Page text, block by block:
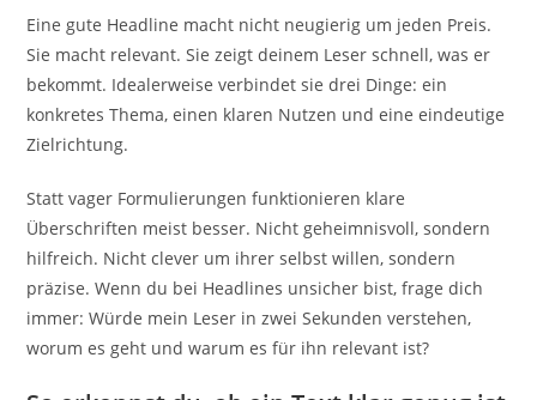
Eine gute Headline macht nicht neugierig um jeden Preis.
Sie macht relevant. Sie zeigt deinem Leser schnell, was er
bekommt. Idealerweise verbindet sie drei Dinge: ein
konkretes Thema, einen klaren Nutzen und eine eindeutige
Zielrichtung.
Statt vager Formulierungen funktionieren klare
Überschriften meist besser. Nicht geheimnisvoll, sondern
hilfreich. Nicht clever um ihrer selbst willen, sondern
präzise. Wenn du bei Headlines unsicher bist, frage dich
immer: Würde mein Leser in zwei Sekunden verstehen,
worum es geht und warum es für ihn relevant ist?